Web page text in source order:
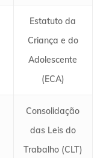
Estatuto da
Criança e do
Adolescente
(ECA)
Consolidação
das Leis do
Trabalho (CLT)